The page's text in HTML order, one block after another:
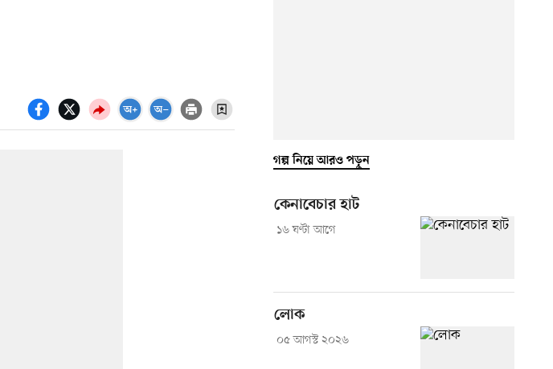
গল্প নিয়ে আরও পড়ুন
কেনাবেচার হাট
১৬ ঘণ্টা আগে
লোক
০৫ আগস্ট ২০২৬